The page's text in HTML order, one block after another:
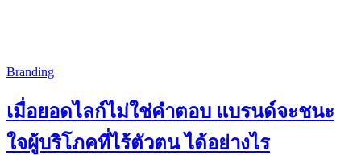
Branding
เมื่อยอดไลก์ไม่ใช่คำตอบ แบรนด์จะชนะ
ใจผู้บริโภคที่ไร้ตัวตน ได้อย่างไร